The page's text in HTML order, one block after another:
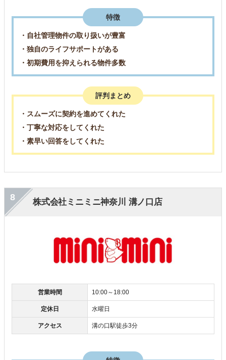
特徴
・自社管理物件の取り扱いが豊富
・独自のライフサポートがある
・初期費用を抑えられる物件多数
評判まとめ
・スムーズに契約を進めてくれた
・丁寧な対応をしてくれた
・素早い回答をしてくれた
株式会社ミニミニ神奈川 溝ノ口店
8
営業時間 10:00～18:00
定休日 水曜日
アクセス 溝の口駅徒歩3分